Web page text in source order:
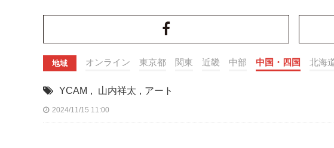
地域 オンライン 東京都 関東 近畿 中部 中国・四国 北海
YCAM , 山内祥太 , アート
2024/11/15 11:00